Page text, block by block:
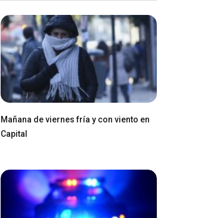
Mañana de viernes fría y con viento en
Capital